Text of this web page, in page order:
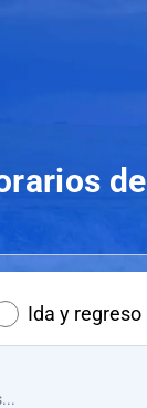
de
Ida y regreso